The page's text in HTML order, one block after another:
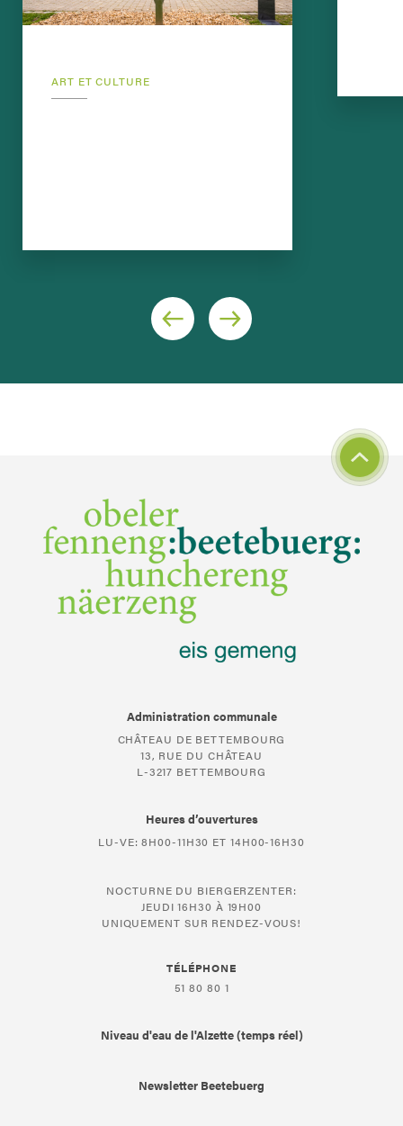
ART ET CULTURE
Administration communale
CHÂTEAU DE BETTEMBOURG
13, RUE DU CHÂTEAU
L-3217 BETTEMBOURG
Heures d’ouvertures
LU-VE: 8H00-11H30 ET 14H00-16H30
NOCTURNE DU BIERGERZENTER:
JEUDI 16H30 À 19H00
UNIQUEMENT SUR RENDEZ-VOUS!
TÉLÉPHONE
51 80 80 1
Niveau d'eau de l'Alzette (temps réel)
Newsletter Beetebuerg